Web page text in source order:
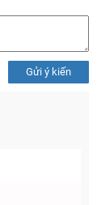
Gửi ý kiến